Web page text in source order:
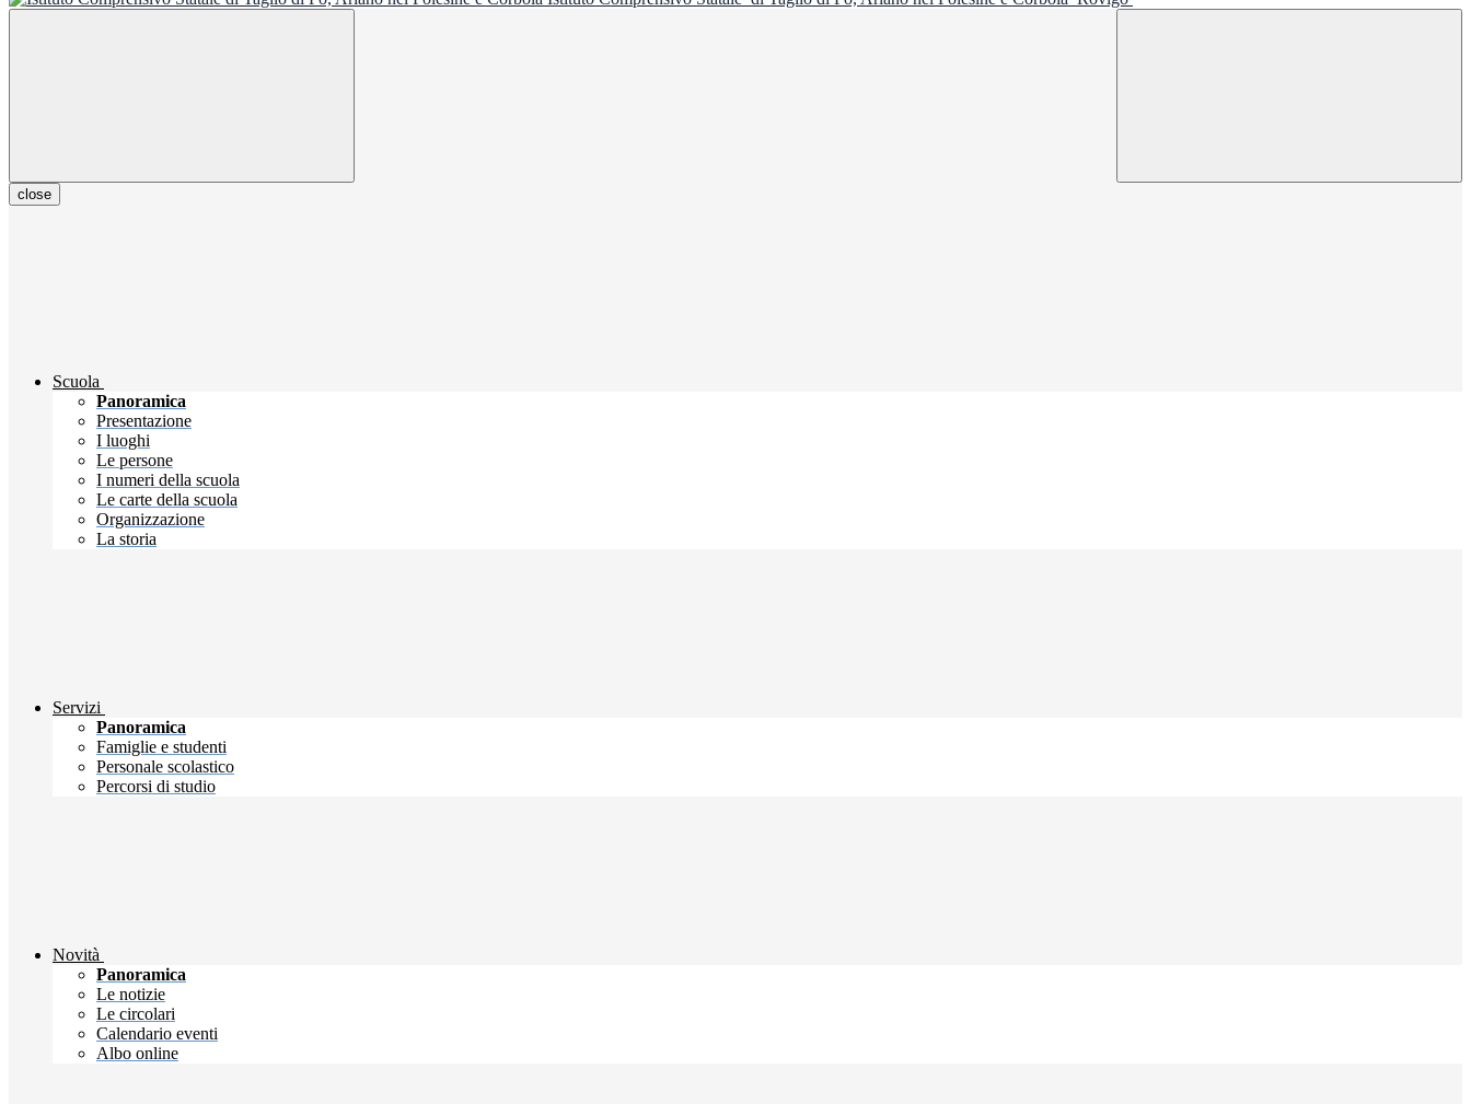
close
Scuola
Panoramica
Presentazione
I luoghi
Le persone
I numeri della scuola
Le carte della scuola
Organizzazione
La storia
Servizi
Panoramica
Famiglie e studenti
Personale scolastico
Percorsi di studio
Novità
Panoramica
Le notizie
Le circolari
Calendario eventi
Albo online